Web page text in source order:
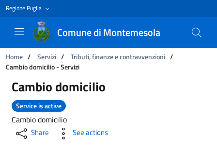
Regione Puglia
Comune di Montemesola
You are:
Home / Servizi / Tributi, finanze e contravvenzioni /
Cambio domicilio - Servizi
Cambio domicilio - Servizi
Cambio domicilio
Service is active
Cambio domicilio
Share See actions